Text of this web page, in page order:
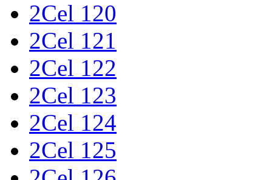
2Cel 120
2Cel 121
2Cel 122
2Cel 123
2Cel 124
2Cel 125